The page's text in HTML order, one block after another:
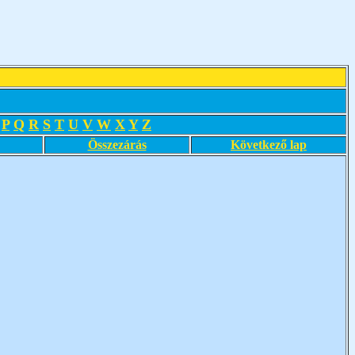
P Q R S T U V W X Y Z
Összezárás Következő lap